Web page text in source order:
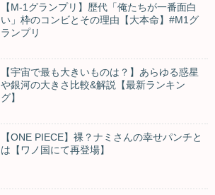
【M-1グランプリ】歴代「俺たちが一番面白
い」枠のコンビとその理由【大本命】#M1グ
ランプリ
【宇宙で最も大きいものは？】あらゆる惑星
や銀河の大きさ比較&解説【最新ランキン
グ】
【ONE PIECE】裸？ナミさんの幸せパンチと
は【ワノ国にて再登場】